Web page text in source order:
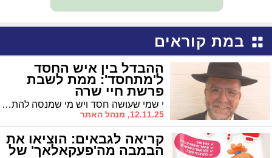
במת קוראים
ההבדל בין איש החסד
ל'מתחסד': ממת לשבת
פרשת חיי שרה
י שמי שעושה חסד ויש מי שמנסה להתחסד. איך מבדילים ביניהם?
12.11.25, מנהל האתר
קריאה לגבאים: הוציאו את
הבמבה מה'פעקאלאך' של